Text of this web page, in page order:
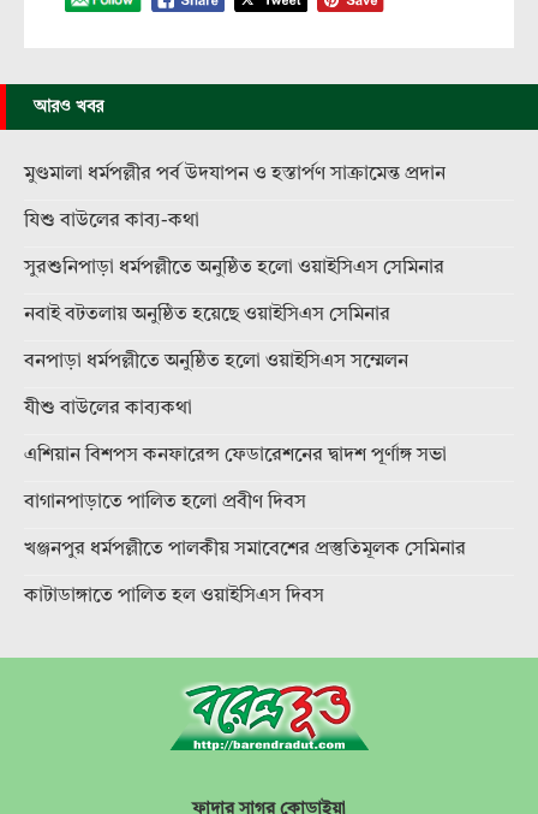
আরও খবর
মুণ্ডমালা ধর্মপল্লীর পর্ব উদযাপন ও হস্তার্পণ সাক্রামেন্ত প্রদান
যিশু বাউলের কাব্য-কথা
সুরশুনিপাড়া ধর্মপল্লীতে অনুষ্ঠিত হলো ওয়াইসিএস সেমিনার
নবাই বটতলায় অনুষ্ঠিত হয়েছে ওয়াইসিএস সেমিনার
বনপাড়া ধর্মপল্লীতে অনুষ্ঠিত হলো ওয়াইসিএস সম্মেলন
যীশু বাউলের কাব্যকথা
এশিয়ান বিশপস কনফারেন্স ফেডারেশনের দ্বাদশ পূর্ণাঙ্গ সভা
বাগানপাড়াতে পালিত হলো প্রবীণ দিবস
খঞ্জনপুর ধর্মপল্লীতে পালকীয় সমাবেশের প্রস্তুতিমূলক সেমিনার
কাটাডাঙ্গাতে পালিত হল ওয়াইসিএস দিবস
ফাদার সাগর কোড়াইয়া